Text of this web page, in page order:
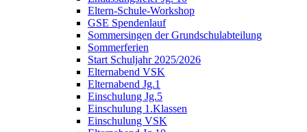
Eltern-Schule-Workshop
GSE Spendenlauf
Sommersingen der Grundschulabteilung
Sommerferien
Start Schuljahr 2025/2026
Elternabend VSK
Elternabend Jg.1
Einschulung Jg.5
Einschulung 1.Klassen
Einschulung VSK